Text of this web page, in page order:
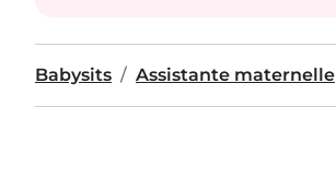
Babysits Assistante maternelle